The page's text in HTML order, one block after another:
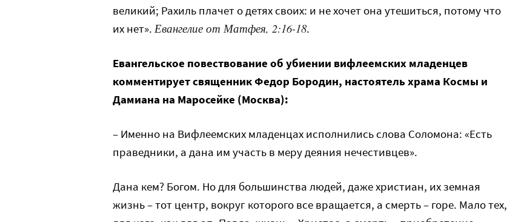
великий; Рахиль плачет о детях своих: и не хочет она утешиться, потому что
их нет». Евангелие от Матфея, 2:16-18.
Евангельское повествование об убиении вифлеемских младенцев
комментирует священник Федор Бородин, настоятель храма Космы и
Дамиана на Маросейке (Москва):
– Именно на Вифлеемских младенцах исполнились слова Соломона: «Есть
праведники, а дана им участь в меру деяния нечестивцев».
Дана кем? Богом. Но для большинства людей, даже христиан, их земная
жизнь – тот центр, вокруг которого все вращается, а смерть – горе. Мало тех,